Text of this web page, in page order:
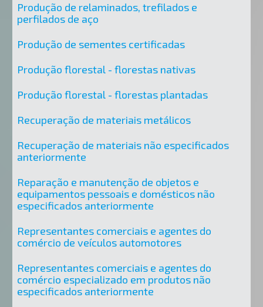
Produção de relaminados, trefilados e
perfilados de aço
Produção de sementes certificadas
Produção florestal - florestas nativas
Produção florestal - florestas plantadas
Recuperação de materiais metálicos
Recuperação de materiais não especificados
anteriormente
Reparação e manutenção de objetos e
equipamentos pessoais e domésticos não
especificados anteriormente
Representantes comerciais e agentes do
comércio de veículos automotores
Representantes comerciais e agentes do
comércio especializado em produtos não
especificados anteriormente